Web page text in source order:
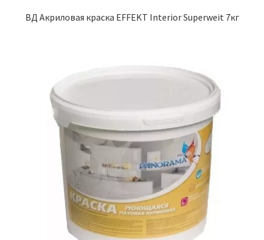
ВД Акриловая краска EFFEKT Interior Superweit 7кг